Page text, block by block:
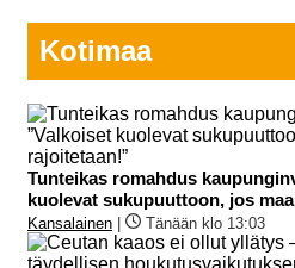
Kotimaa
Tunteikas romahdus
kuolevat sukupuuttoon, jos
Kansalainen Tänään klo 13:03